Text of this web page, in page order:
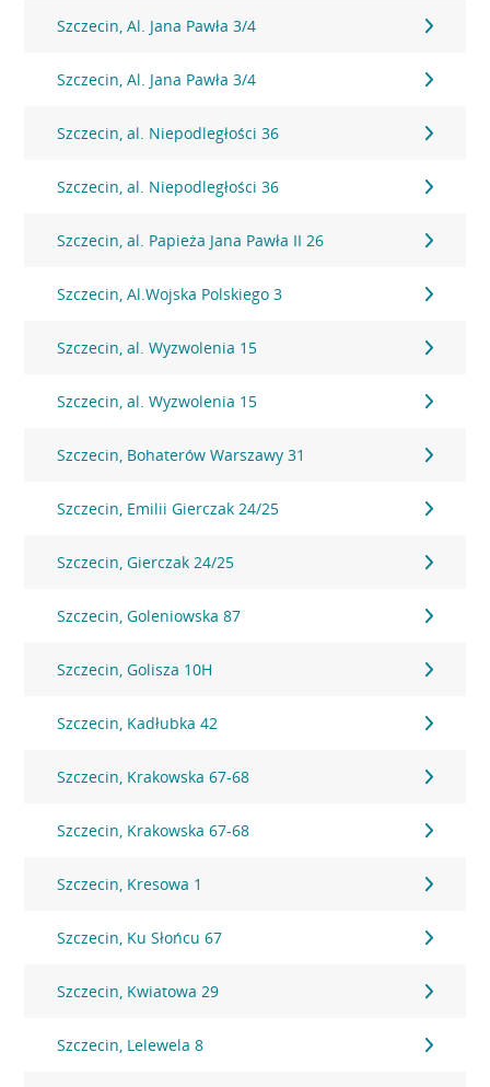
Szczecin, Al. Jana Pawła 3/4
Szczecin, Al. Jana Pawła 3/4
Szczecin, al. Niepodległości 36
Szczecin, al. Niepodległości 36
Szczecin, al. Papieża Jana Pawła II 26
Szczecin, Al.Wojska Polskiego 3
Szczecin, al. Wyzwolenia 15
Szczecin, al. Wyzwolenia 15
Szczecin, Bohaterów Warszawy 31
Szczecin, Emilii Gierczak 24/25
Szczecin, Gierczak 24/25
Szczecin, Goleniowska 87
Szczecin, Golisza 10H
Szczecin, Kadłubka 42
Szczecin, Krakowska 67-68
Szczecin, Krakowska 67-68
Szczecin, Kresowa 1
Szczecin, Ku Słońcu 67
Szczecin, Kwiatowa 29
Szczecin, Lelewela 8